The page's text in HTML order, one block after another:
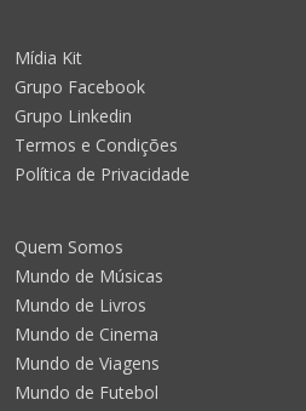
Mídia Kit
Grupo Facebook
Grupo Linkedin
Termos e Condições
Política de Privacidade
Quem Somos
Mundo de Músicas
Mundo de Livros
Mundo de Cinema
Mundo de Viagens
Mundo de Futebol